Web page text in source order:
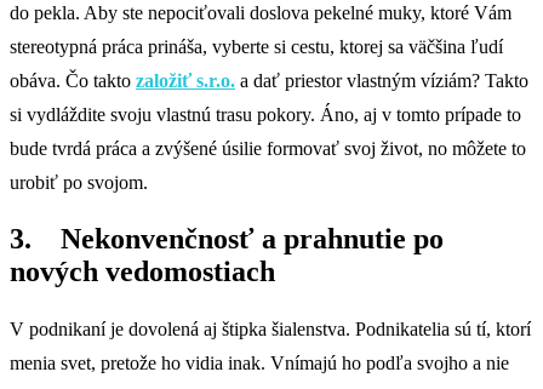
do pekla. Aby ste nepociťovali doslova pekelné muky, ktoré Vám
stereotypná práca prináša, vyberte si cestu, ktorej sa väčšina ľudí
obáva. Čo takto založiť s.r.o. a dať priestor vlastným víziám? Takto
si vydláždite svoju vlastnú trasu pokory. Áno, aj v tomto prípade to
bude tvrdá práca a zvýšené úsilie formovať svoj život, no môžete to
urobiť po svojom.
3. Nekonvenčnosť a prahnutie po
nových vedomostiach
V podnikaní je dovolená aj štipka šialenstva. Podnikatelia sú tí, ktorí
menia svet, pretože ho vidia inak. Vnímajú ho podľa svojho a nie